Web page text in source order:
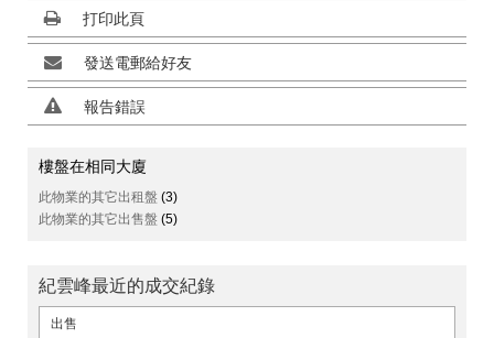
打印此頁
發送電郵給好友
報告錯誤
樓盤在相同大廈
此物業的其它出租盤 (3)
此物業的其它出售盤 (5)
紀雲峰最近的成交紀錄
出售